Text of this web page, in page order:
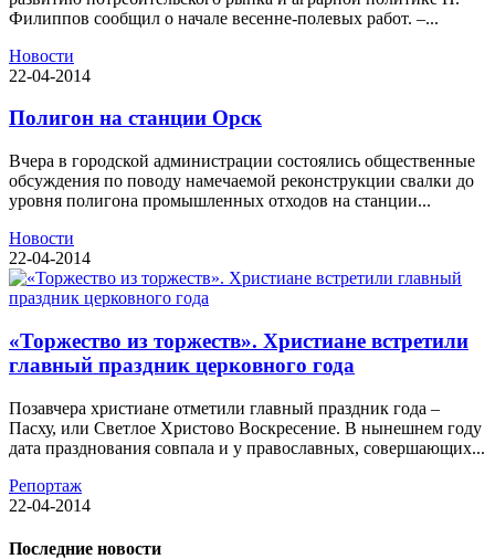
Филиппов сообщил о начале весенне-полевых работ. –...
Новости
22-04-2014
Полигон на станции Орск
Вчера в городской администрации состоялись общественные
обсуждения по поводу намечаемой реконструкции свалки до
уровня полигона промышленных отходов на станции...
Новости
22-04-2014
«Торжество из торжеств». Христиане встретили
главный праздник церковного года
Позавчера христиане отметили главный праздник года –
Пасху, или Светлое Христово Воскресение. В нынешнем году
дата празднования совпала и у православных, совершающих...
Репортаж
22-04-2014
Последние новости